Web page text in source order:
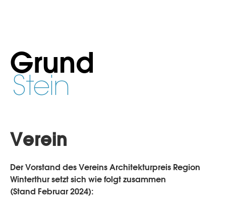
Grund
Stein
Verein
Der Vorstand des Vereins Architekturpreis Region
Winterthur setzt sich wie folgt zusammen
(Stand Februar 2024):